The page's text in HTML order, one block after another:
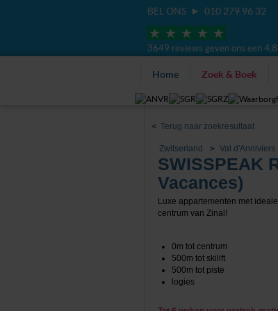
BEL ONS 010 279 96 32
3649 reviews geven ons een
Home Zoek & Boek
<Terug naar zoekresultaat
Zwitserland Val d'Anniviers
SWISSPEAK
Vacances)
Luxe appartementen met
centrum van Zinal!
0m tot centrum
500m tot skilift
500m tot piste
logies